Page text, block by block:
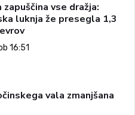
vse dražja:
luknja že presegla 1,3
16:51
vala zmanjšana